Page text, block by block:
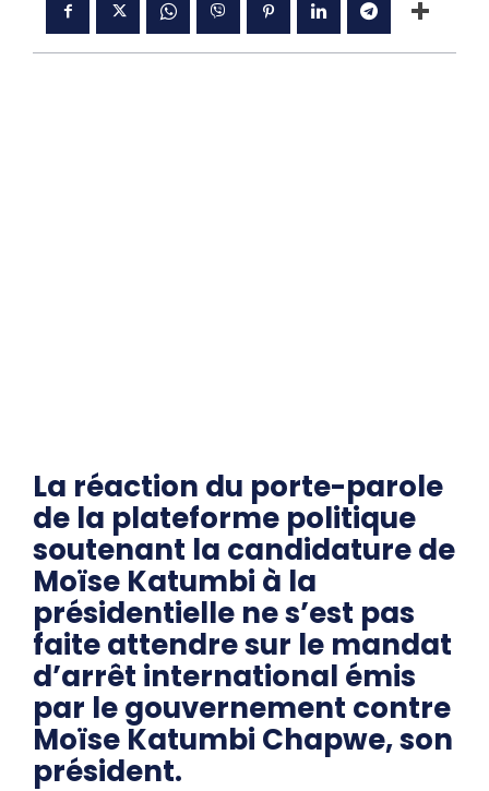
La réaction du porte-parole
de la plateforme politique
soutenant la candidature de
Moïse Katumbi à la
présidentielle ne s’est pas
faite attendre sur le mandat
d’arrêt international émis
par le gouvernement contre
Moïse Katumbi Chapwe, son
président.